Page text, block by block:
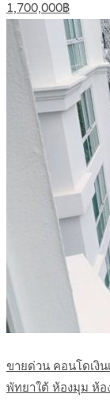
1,700,000฿
ขายด่วน คอนโดเงิน
พัทยาใต้ ห้องมุม ห้